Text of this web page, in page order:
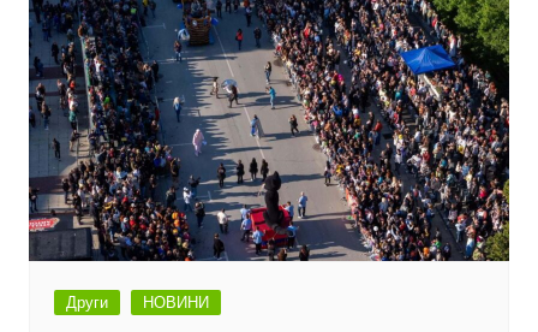
Други НОВИНИ